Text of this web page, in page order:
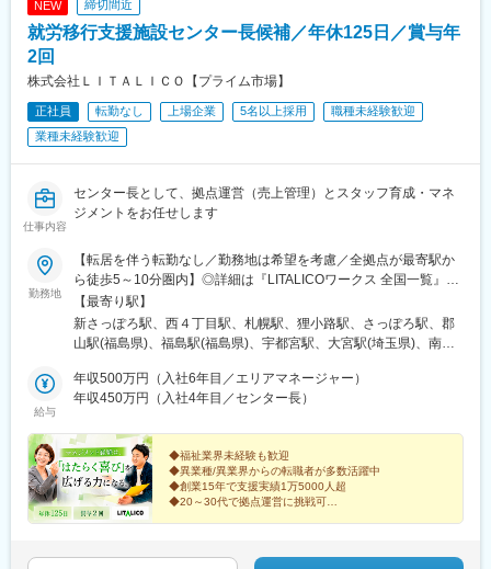
NEW 締切間近
就労移行支援施設センター長候補／年休125日／賞与年
2回
株式会社ＬＩＴＡＬＩＣＯ【プライム市場】
正社員 転勤なし 上場企業 5名以上採用
職種未経験歓迎
業種未経験歓迎
仕事内容
センター長として、拠点運営（売上管理）とスタッフ育成・マネ
ジメントをお任せします
勤務地
【転居を伴う転勤なし／勤務地は希望を考慮／全拠点が最寄駅か
ら徒歩5～10分圏内】◎詳細は『LITALICOワークス 全国一覧』の
検索でご確認いただけます。■北海道：札幌、函館■福島県：福
島、郡山■栃木県：宇都宮■埼玉県：さいたま、和光、所沢、越
谷、草加、朝霞■千葉県：千葉、柏、船橋、松戸、市原■東京都：
横須賀、大和、厚木■静岡県：静岡、浜松、富士■愛知県：名古
屋、春日井、尾張旭、豊明、一宮、豊田、岡崎■新潟県：新潟■富
宇治■岡山県：倉敷■広島県：広島、福山■熊本県：熊本■福岡県：
久留米※上記には新規開設予定（住所未確定）の拠点もございま
す。※上記以外の拠点希望も歓迎※別拠点（ご希望エリア内）での
ご案内になる可能性あり※受動喫煙対策：屋内全面禁煙★全国に拠
点があり事例も豊富！共通の相談チャットで、拠点を超えて相談
【最寄り駅】
新さっぽろ駅、西４丁目駅、札幌駅、狸小路駅、さっぽろ駅、郡
山駅(福島県)、福島駅(福島県)、宇都宮駅、大宮駅(埼玉県)、南与
柏駅、西船橋駅、松戸駅、水道橋駅、錦糸町駅、岩本町駅、日暮
里駅(舎人ライナー)、葛西駅、新板橋駅、亀有駅、新小岩駅、向原
中目黒駅、南新宿駅、新宿御苑前駅、京王八王子駅、三鷹駅、府
中駅(東京都)、立川南駅、立川北駅、センター南駅、新横浜駅、関
内駅、桜木町駅、戸塚駅、京急川崎駅、川崎駅、二俣川駅、本厚
木駅、新潟駅、新静岡駅、浜松駅、丸の内駅(愛知県)、名鉄名古屋
駅、久屋大通駅、岩塚駅、高蔵寺駅、藤が丘駅(愛知県)、八事駅、
崎駅、北新地駅、大阪梅田駅(阪急線)、西梅田駅、西中島南方駅、
給与
年収500万円（入社6年目／エリアマネージャー）
年収450万円（入社4年目／センター長）
◆福祉業界未経験も歓迎
◆異業種/異業界からの転職者が多数活躍中
◆創業15年で支援実績1万5000人超
◆20～30代で拠点運営に挑戦可